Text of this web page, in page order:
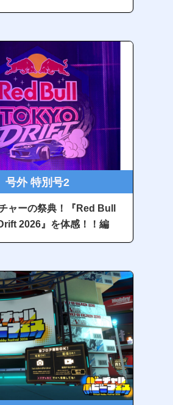
号外 特別号2
ャーの祭典！『Red Bull
2026』を体感！！編